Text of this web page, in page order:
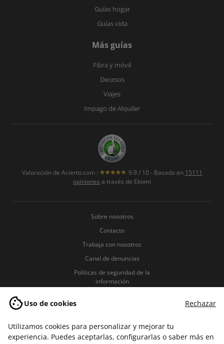
Uso de cookies Rechazar
Utilizamos cookies para personalizar y mejorar tu
experiencia. Puedes aceptarlas, configurarlas o saber más en
Guías hogar
Guías vida
Más guías
Fibra y móvil
Decesos
Viajes
Impago de Alquiler
Valoración de Acierto.com : 9.9 / 10 - Basado en 15111
opiniones a través de Ekomi
Sobre nosotros
Contacto
Trabaja con nosotros
Canal de denuncias
Políticas de seguridad de la
información
Términos y condiciones
Aviso legal